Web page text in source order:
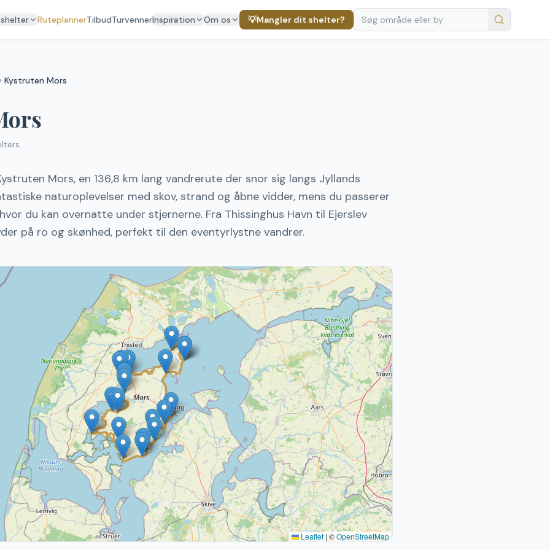
RuteplannerTilbudTurvennerInspiration Om os 💡Mangler dit shelter?
Kystruten Mors
Mors, en 136,8 km lang vandrerute der snor sig langs Jyllands
naturoplevelser med skov, strand og åbne vidder, mens du passerer
du kan overnatte under stjernerne. Fra Thissinghus Havn til Ejerslev
på ro og skønhed, perfekt til den eventyrlystne vandrer.
Leaflet | ©OpenStreetMap